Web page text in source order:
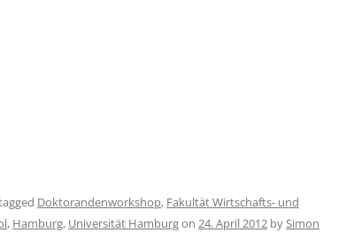
Doktorandenworkshop, Fakultät Wirtschafts- und
, Hamburg, Universität Hamburgon 24. April 2012 bySimon